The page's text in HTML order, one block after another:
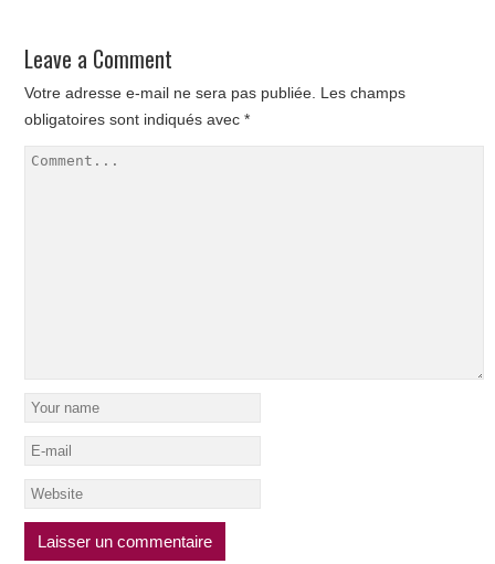
Leave a Comment
Votre adresse e-mail ne sera pas publiée. Les champs
obligatoires sont indiqués avec*